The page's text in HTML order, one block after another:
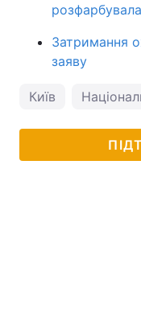
Затримання
заяву
Київ